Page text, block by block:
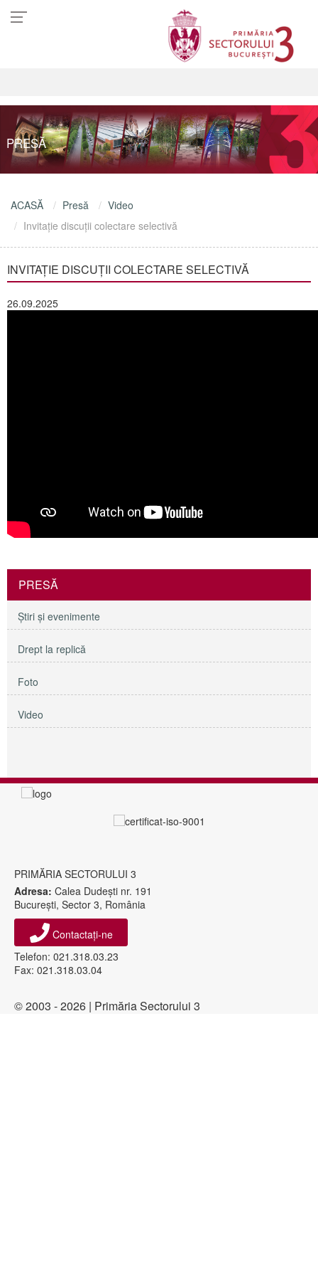
PRESĂ
ACASĂ Presă
Video
Invitație discuții colectare selectivă
INVITAȚIE DISCUȚII COLECTARE SELECTIVĂ
26.09.2025
PRESĂ
Ştiri şi evenimente
Drept la replică
Foto
Video
PRIMĂRIA SECTORULUI 3
Adresa: Calea Dudeşti nr. 191
Bucureşti, Sector 3, România
Contactați-ne
Telefon: 021.318.03.23
Fax: 021.318.03.04
© 2003 - 2026 | Primăria Sectorului 3